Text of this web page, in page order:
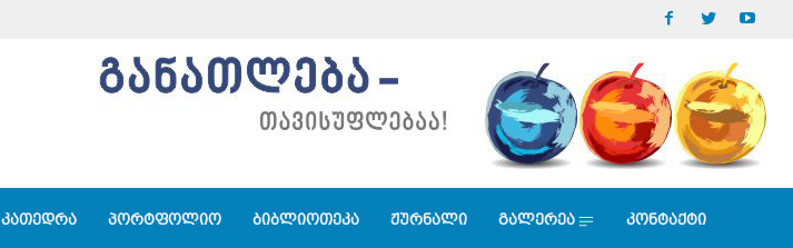
კათედრა პორტფოლიო ბიბლიოთეკა ჟურნალი გალერეა კონტაქტი